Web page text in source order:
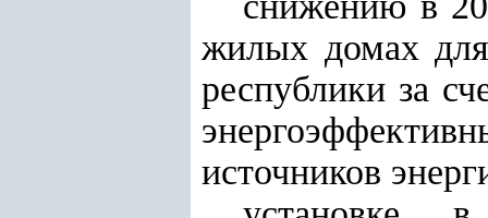
жилых домах
республики за
источников